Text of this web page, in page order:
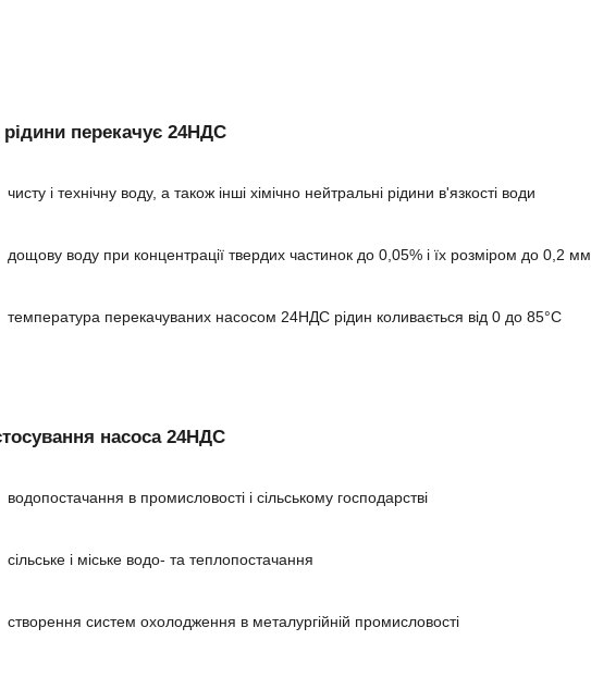
рідини перекачує 24НДС
чисту і технічну воду, а також інші хімічно нейтральні рідини в'язкості води
дощову воду при концентрації твердих частинок до 0,05% і їх розміром до 0,2 мм
температура перекачуваних насосом 24НДС рідин коливається від 0 до 85°C
насоса 24НДС
водопостачання в промисловості і сільському господарстві
сільське і міське водо- та теплопостачання
створення систем охолодження в металургійній промисловості